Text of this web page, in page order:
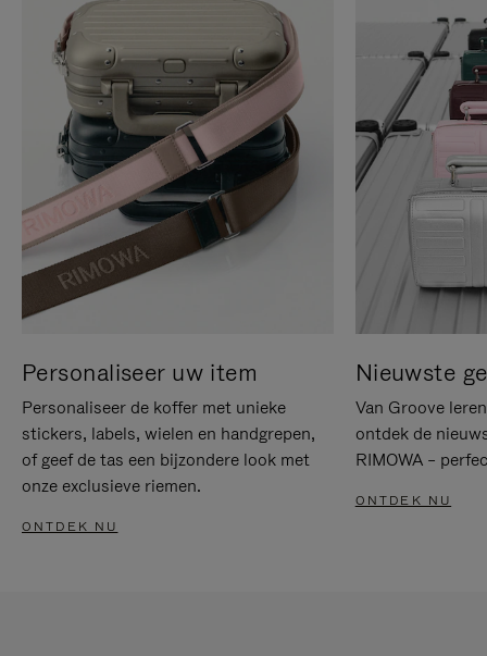
Personaliseer uw item
Personaliseer de koffer met unieke
stickers, labels, wielen en handgrepen,
of geef de tas een bijzondere look met
onze exclusieve riemen.
ONTDEK NU
Nieuwste
Van Groove
ontdek de
RIMOWA –
ONTDEK NU